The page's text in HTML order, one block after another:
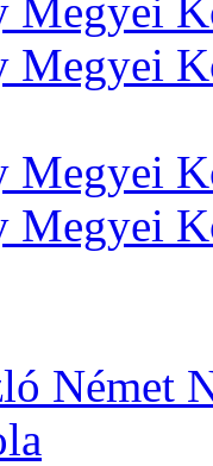
Megyei
Megyei
Megyei
Megyei
Német